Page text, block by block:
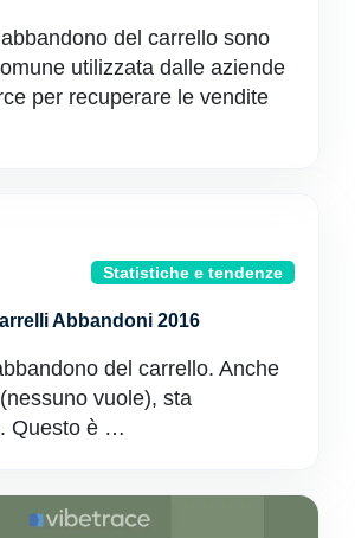
del carrello sono
utilizzata dalle aziende
per recuperare le vendite
Statistiche e tendenze
Abbandoni 2016
del carrello. Anche
vuole), sta
Questo è …